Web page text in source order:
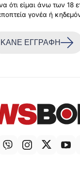
ότι είμαι άνω των 18
γονέα ή
ΚΑΝΕ ΕΓΓΡΑΦΗ